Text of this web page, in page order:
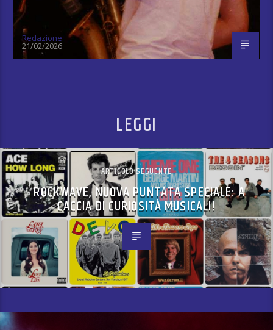
Redazione
21/02/2026
LEGGI
ARTICOLO SEGUENTE
ROCKWAVE, NUOVA PUNTATA SPECIALE: A
CACCIA DI CURIOSITÀ MUSICALI!